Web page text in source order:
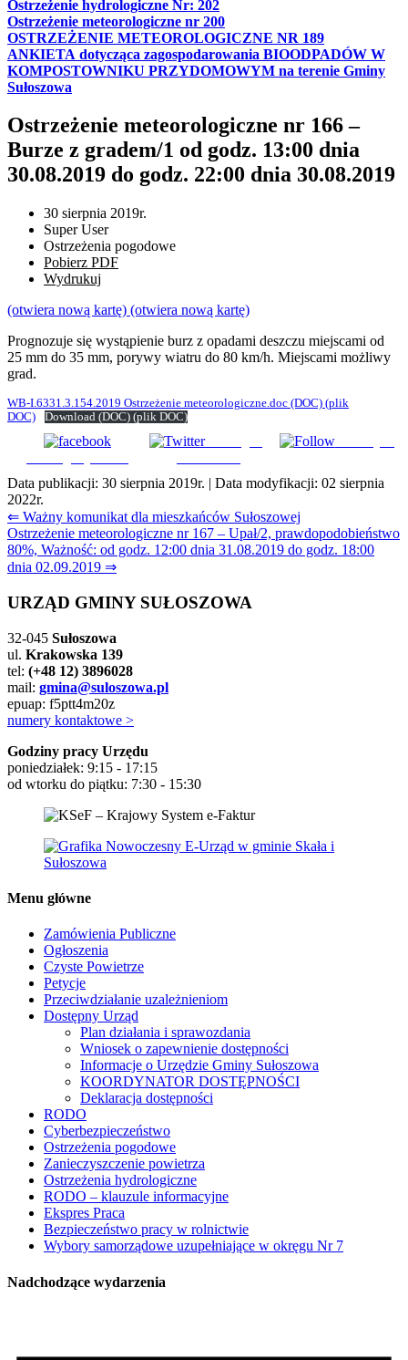
Ostrzeżenie hydrologiczne Nr: 202
Ostrzeżenie meteorologiczne nr 200
OSTRZEŻENIE METEOROLOGICZNE NR 189
ANKIETA dotycząca zagospodarowania BIOODPADÓW W
KOMPOSTOWNIKU PRZYDOMOWYM na terenie Gminy
Sułoszowa
Ostrzeżenie meteorologiczne nr 166 –
Burze z gradem/1 od godz. 13:00 dnia
30.08.2019 do godz. 22:00 dnia 30.08.2019
30 sierpnia 2019r.
Super User
Ostrzeżenia pogodowe
Pobierz PDF
Wydrukuj
(otwiera nową kartę) (otwiera nową kartę)
Prognozuje się wystąpienie burz z opadami deszczu miejscami od
25 mm do 35 mm, porywy wiatru do 80 km/h. Miejscami możliwy
grad.
WB-I.6331.3.154.2019 Ostrzeżenie meteorologiczne.doc (DOC) (plik
DOC)
Download(DOC)(plik DOC)
Udostępnij
Subskrybuj
Data publikacji: 30 sierpnia 2019r. | Data modyfikacji: 02 sierpnia
2022r.
Nawigacja
wpisu
⇐ Ważny komunikat dla mieszkańców Sułoszowej
Ostrzeżenie meteorologiczne nr 167 – Upał/2, prawdopodobieństwo
80%, Ważność: od godz. 12:00 dnia 31.08.2019 do godz. 18:00
dnia 02.09.2019 ⇒
URZĄD GMINY SUŁOSZOWA
32-045 Sułoszowa
ul. Krakowska 139
tel: (+48 12) 3896028
mail: gmina@suloszowa.pl
epuap: f5ptt4m20z
numery kontaktowe >
Godziny pracy Urzędu
poniedziałek: 9:15 - 17:15
od wtorku do piątku: 7:30 - 15:30
Menu główne
Zamówienia Publiczne
Ogłoszenia
Czyste Powietrze
Petycje
Przeciwdziałanie uzależnieniom
Dostępny Urząd
Plan działania i sprawozdania
Wniosek o zapewnienie dostępności
Informacje o Urzędzie Gminy Sułoszowa
KOORDYNATOR DOSTĘPNOŚCI
Deklaracja dostępności
RODO
Cyberbezpieczeństwo
Ostrzeżenia pogodowe
Zanieczyszczenie powietrza
Ostrzeżenia hydrologiczne
RODO – klauzule informacyjne
Ekspres Praca
Bezpieczeństwo pracy w rolnictwie
Wybory samorządowe uzupełniające w okręgu Nr 7
Nadchodzące wydarzenia